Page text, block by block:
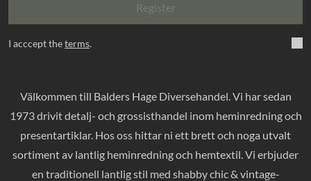
Register
I acccept theterms.
Välkommen till Balders Hage Diversehandel. Vi har sedan
1973 drivit detalj- och grossisthandel inom heminredning och
presentartiklar. Hos oss hittar ni ett brett och noga utvalt
sortiment av lantlig heminredning och hemtextil. Vi erbjuder
en traditionell lantlig stil med shabby chic & vintage-